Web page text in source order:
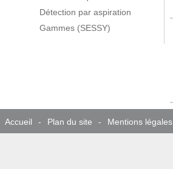
Détection par aspiration
Gammes (SESSY)
Accueil - Plan du site - Mentions légales